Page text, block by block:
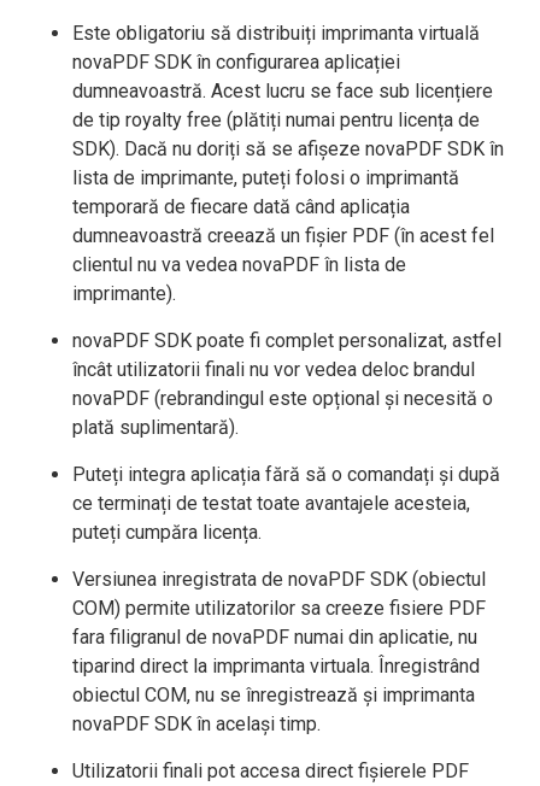
Este obligatoriu să distribuiți imprimanta virtuală
novaPDF SDK în configurarea aplicației
dumneavoastră. Acest lucru se face sub licențiere
de tip royalty free (plătiți numai pentru licența de
SDK). Dacă nu doriți să se afișeze novaPDF SDK în
lista de imprimante, puteți folosi o imprimantă
temporară de fiecare dată când aplicația
dumneavoastră creează un fișier PDF (în acest fel
clientul nu va vedea novaPDF în lista de
imprimante).
novaPDF SDK poate fi complet personalizat, astfel
încât utilizatorii finali nu vor vedea deloc brandul
novaPDF (rebrandingul este opțional și necesită o
plată suplimentară).
Puteți integra aplicația fără să o comandați și după
ce terminați de testat toate avantajele acesteia,
puteți cumpăra licența.
Versiunea inregistrata de novaPDF SDK (obiectul
COM) permite utilizatorilor sa creeze fisiere PDF
fara filigranul de novaPDF numai din aplicatie, nu
tiparind direct la imprimanta virtuala. Înregistrând
obiectul COM, nu se înregistrează și imprimanta
novaPDF SDK în același timp.
Utilizatorii finali pot accesa direct fișierele PDF